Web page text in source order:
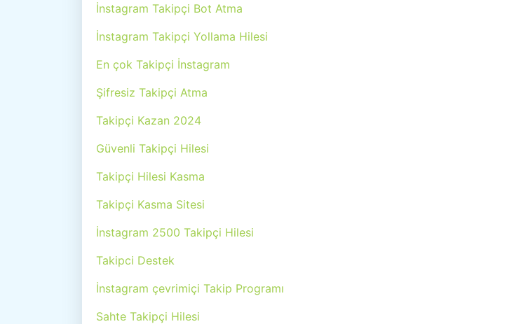
İnstagram Takipçi Bot Atma
İnstagram Takipçi Yollama Hilesi
En çok Takipçi İnstagram
Şifresiz Takipçi Atma
Takipçi Kazan 2024
Güvenli Takipçi Hilesi
Takipçi Hilesi Kasma
Takipçi Kasma Sitesi
İnstagram 2500 Takipçi Hilesi
Takipci Destek
İnstagram çevrimiçi Takip Programı
Sahte Takipçi Hilesi